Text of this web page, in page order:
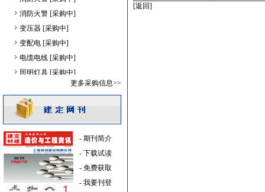
消防火警 [采购中]
变压器 [采购中]
变配电 [采购中]
电缆电线 [采购中]
照明灯具 [采购中]
变频给水设备
低压电器 [采购中]
水泵 [采购中]
电梯
[采购中]
自动报警 [采购中]
书桌家具景观绿化
[采购中]
更多采购信息>>
- 期刊简介
- 下载试读
- 免费获取
- 我要刊登
[返回]